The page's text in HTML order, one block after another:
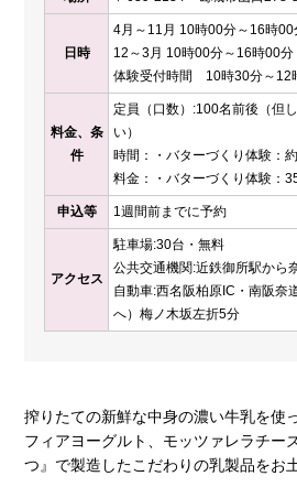
日時
4月～11月 10時00分～16時00
12～3月 10時00分～16時00分
体験受付時間 10時30分～12
料金、条
件
定員（口数）:100名前後（但
い）
時間：・バターづくり体験：
料金：・バターづくり体験：
申込等 1週間前までに予約
アクセス
駐車場:30台・無料
公共交通機関:近鉄御所駅から
自動車:西名阪柏原IC・南阪奈
へ）梅ノ木坂左折5分
搾りたての新鮮な中身の濃い牛乳を使
フィアヨーグルト、モッツァレラチー
つ』で製造したこだわりの乳製品をお